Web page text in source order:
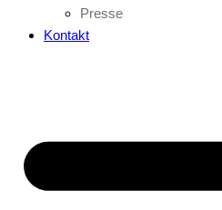
Presse
Kontakt